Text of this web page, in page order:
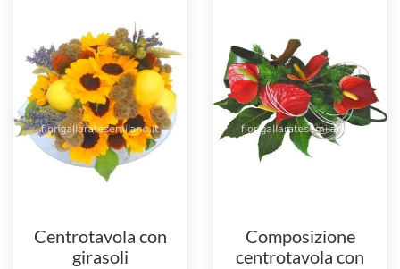
Centrotavola con
girasoli
Composizione
centrotavola con